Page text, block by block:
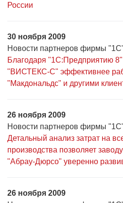
России
30 ноября 2009
Новости партнеров фирмы
Благодаря "1С:Предприятию
"ВИСТЕКС-С" эффективнее
"Макдональдс" и другими
26 ноября 2009
Новости партнеров фирмы
Детальный анализ затрат на
производства позволяет
"Абрау-Дюрсо" уверенно
26 ноября 2009